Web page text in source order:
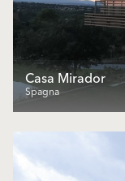
Casa Mirador
Spagna